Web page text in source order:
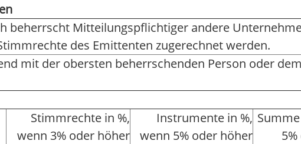
beherrscht Mitteilungspflichtiger andere
des Emittenten zugerechnet werden.
mit der obersten beherrschenden Person oder
Stimmrechte in %,
wenn 3% oder höher
Instrumente in %,
wenn 5% oder höher